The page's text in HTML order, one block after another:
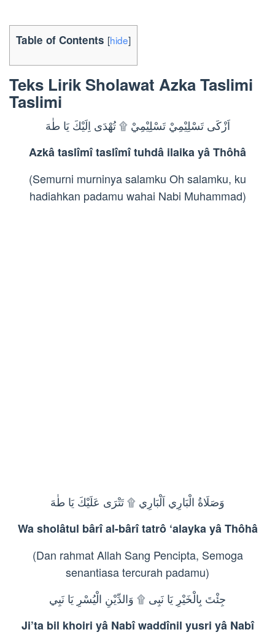
Table of Contents [hide]
Teks Lirik Sholawat Azka Taslimi
Taslimi
اَزْكَى تَسْلِيْمِيْ تَسْلِيْمِيْ ۩ تُهْدَى اِلَيْكَ يَا طٰهَ
Azkâ taslîmî taslîmî tuhdâ ilaika yâ Thôhâ
(Semurni murninya salamku Oh salamku, ku
hadiahkan padamu wahai Nabi Muhammad)
وَصَلَاةُ الْبَارِي اَلْبَارِي ۩ تَتْرَى عَلَيْكَ يَا طٰهَ
Wa sholâtul bârî al-bârî tatrô ‘alayka yâ Thôhâ
(Dan rahmat Allah Sang Pencipta, Semoga
senantiasa tercurah padamu)
جِئْتَ بِالْخَيْرِ يَا نَبِی ۩ وَالدِّيْنِ الْيُسْرِ يَا نَبِي
Ji’ta bil khoiri yâ Nabî waddînil yusri yâ Nabî